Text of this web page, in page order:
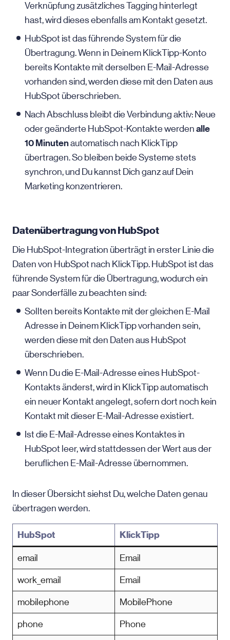
Verknüpfung zusätzliches Tagging hinterlegt
hast, wird dieses ebenfalls am Kontakt gesetzt.
HubSpot ist das führende System für die
Übertragung. Wenn in Deinem KlickTipp-Konto
bereits Kontakte mit derselben E-Mail-Adresse
vorhanden sind, werden diese mit den Daten aus
HubSpot überschrieben.
Nach Abschluss bleibt die Verbindung aktiv: Neue
oder geänderte HubSpot-Kontakte werden alle
10 Minutenautomatisch nach KlickTipp
übertragen. So bleiben beide Systeme stets
synchron, und Du kannst Dich ganz auf Dein
Marketing konzentrieren.
Datenübertragung von HubSpot
Die HubSpot-Integration überträgt in erster Linie die
Daten von HubSpot nach KlickTipp. HubSpot ist das
führende System für die Übertragung, wodurch ein
paar Sonderfälle zu beachten sind:
Sollten bereits Kontakte mit der gleichen E-Mail
Adresse in Deinem KlickTipp vorhanden sein,
werden diese mit den Daten aus HubSpot
überschrieben.
Wenn Du die E-Mail-Adresse eines HubSpot-
Kontakts änderst, wird in KlickTipp automatisch
ein neuer Kontakt angelegt, sofern dort noch kein
Kontakt mit dieser E-Mail-Adresse existiert.
Ist die E-Mail-Adresse eines Kontaktes in
HubSpot leer, wird stattdessen der Wert aus der
beruflichen E-Mail-Adresse übernommen.
In dieser Übersicht siehst Du, welche Daten genau
übertragen werden.
HubSpot KlickTipp
email Email
work_email Email
mobilephone MobilePhone
phone Phone